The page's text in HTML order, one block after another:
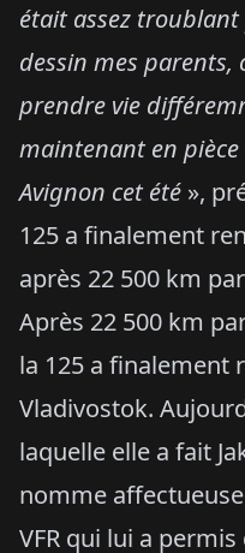
était assez
dessin mes parents,
prendre vie
maintenant en
Avignon cet été »,
125 a finalement
après 22 500 km
Après 22 500 km
la 125 a finalement
Vladivostok.
laquelle elle a fait
nomme
VFR qui lui a